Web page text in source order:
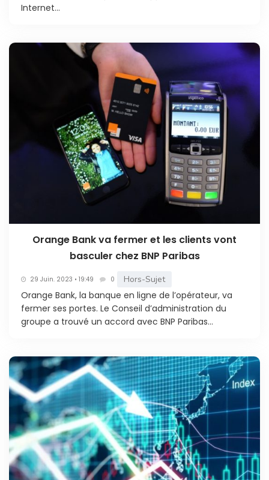
Internet...
Orange Bank va fermer et les clients vont
basculer chez BNP Paribas
29 Juin. 2023 • 19:49 0 Hors-Sujet
Orange Bank, la banque en ligne de l’opérateur, va
fermer ses portes. Le Conseil d’administration du
groupe a trouvé un accord avec BNP Paribas...